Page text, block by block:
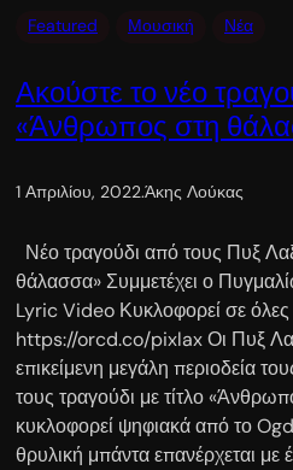
Featured Μουσική Νέα
Ακούστε το νέο
«Άνθρωπος στη
1 Απριλίου, 2022.Άκης Λούκας
Νέο τραγούδι από τους Πυξ
θάλασσα» Συμμετέχει ο
Lyric Video Κυκλοφορεί σε όλες
https://orcd.co/pixlax Οι Πυξ
επικείμενη μεγάλη περιοδεία
τους τραγούδι με τίτλο
κυκλοφορεί ψηφιακά από το
θρυλική μπάντα επανέρχεται με